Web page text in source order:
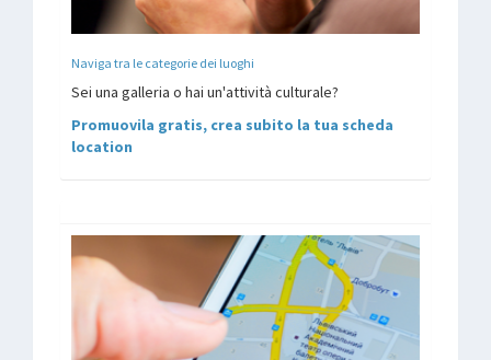
Naviga tra le categorie dei luoghi
Sei una galleria o hai un'attività culturale?
Promuovila gratis, crea subito la tua scheda
location